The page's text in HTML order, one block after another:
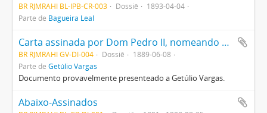
BR RJMRAHI BL-IPB-CR-003 Dossiê
1893-04-04
Parte de Bagueira Leal
Carta assinada por Dom Pedro II, nomeando o Brigadeiro José Vieira Couto de Magalhães para Presidente da Província de São Paulo
BR RJMRAHI GV-DI-004 Dossiê
1889-06-08
Parte de Getúlio Vargas
Documento provavelmente presenteado a Getúlio Vargas.
Abaixo-Assinados